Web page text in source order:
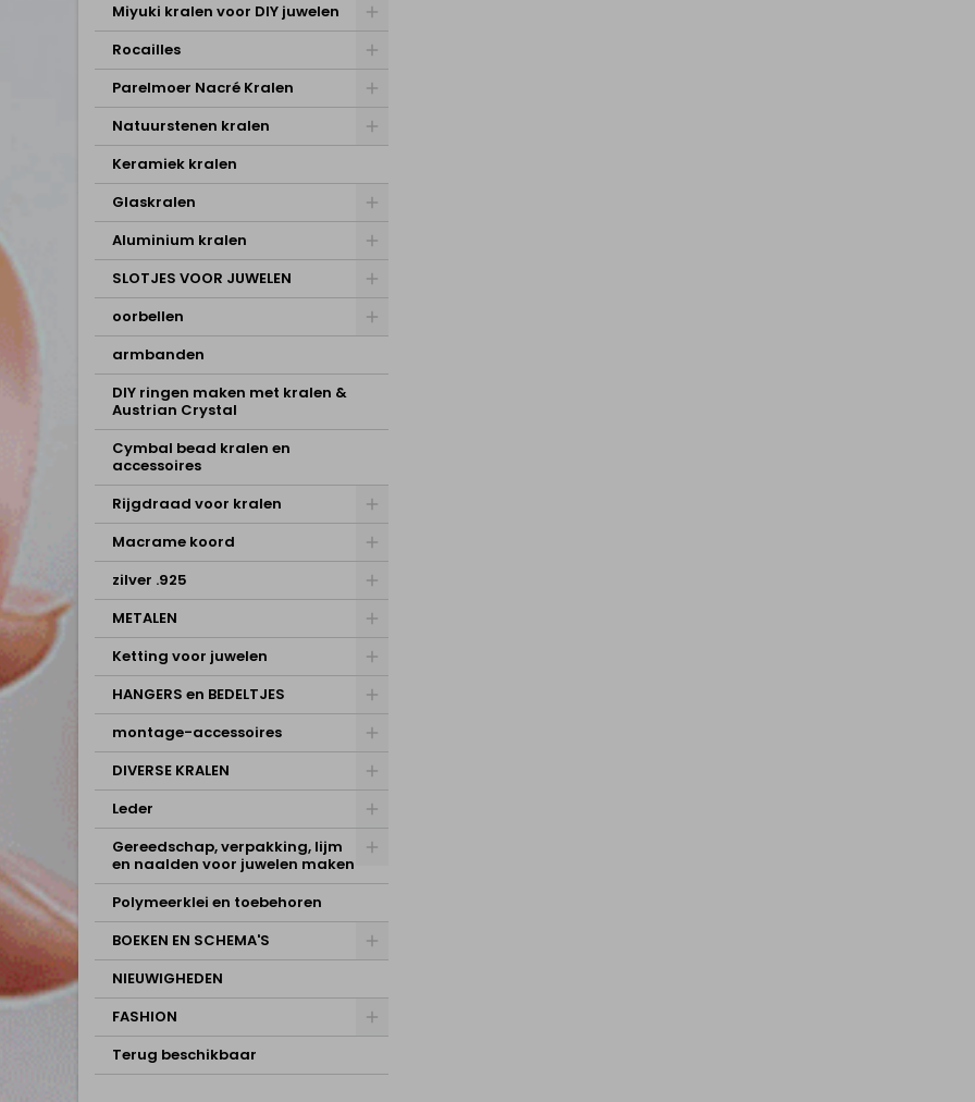
Miyuki kralen voor DIY juwelen
Rocailles
Parelmoer Nacré Kralen
Natuurstenen kralen
Keramiek kralen
Glaskralen
Aluminium kralen
SLOTJES VOOR JUWELEN
oorbellen
armbanden
DIY ringen maken met kralen &
Austrian Crystal
Cymbal bead kralen en
accessoires
Rijgdraad voor kralen
Macrame koord
zilver .925
METALEN
Ketting voor juwelen
HANGERS en BEDELTJES
montage-accessoires
DIVERSE KRALEN
Leder
Gereedschap, verpakking, lijm
en naalden voor juwelen maken
Polymeerklei en toebehoren
BOEKEN EN SCHEMA'S
NIEUWIGHEDEN
FASHION
Terug beschikbaar